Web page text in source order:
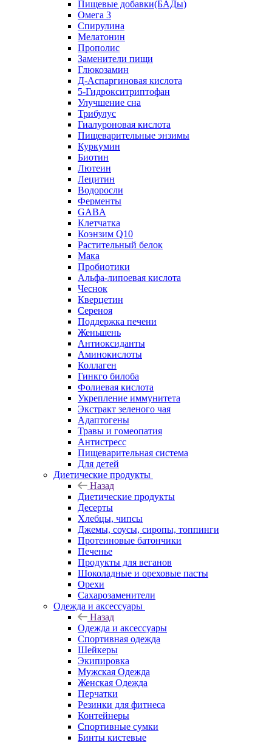
Пищевые добавки(БАДы)
Омега 3
Спирулина
Мелатонин
Прополис
Заменители пищи
Глюкозамин
Д-Аспаргиновая кислота
5-Гидрокситриптофан
Улучшение сна
Трибулус
Гиалуроновая кислота
Пищеварительные энзимы
Куркумин
Биотин
Лютеин
Лецитин
Водоросли
Ферменты
GABA
Клетчатка
Коэнзим Q10
Растительный белок
Мака
Пробиотики
Альфа-липоевая кислота
Чеснок
Кверцетин
Сереноя
Поддержка печени
Женьшень
Антиоксиданты
Аминокислоты
Коллаген
Гинкго билоба
Фолиевая кислота
Укрепление иммунитета
Экстракт зеленого чая
Адаптогены
Травы и гомеопатия
Антистресс
Пищеварительная система
Для детей
Диетические продукты
Назад
Диетические продукты
Десерты
Хлебцы, чипсы
Джемы, соусы, сиропы, топпинги
Протеиновые батончики
Печенье
Продукты для веганов
Шоколадные и ореховые пасты
Орехи
Сахарозаменители
Одежда и аксессуары
Назад
Одежда и аксессуары
Спортивная одежда
Шейкеры
Экипировка
Мужская Одежда
Женская Одежда
Перчатки
Резинки для фитнеса
Контейнеры
Спортивные сумки
Бинты кистевые